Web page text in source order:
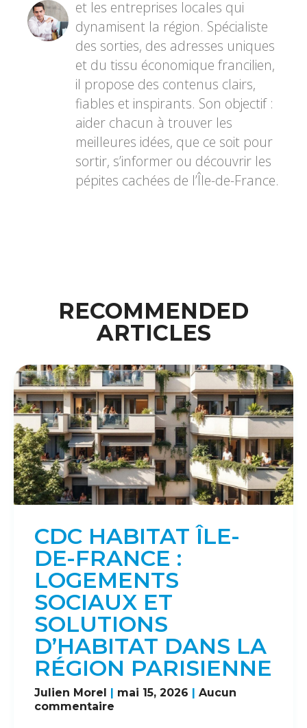
et les entreprises locales qui
dynamisent la région. Spécialiste
des sorties, des adresses uniques
et du tissu économique francilien,
il propose des contenus clairs,
fiables et inspirants. Son objectif :
aider chacun à trouver les
meilleures idées, que ce soit pour
sortir, s’informer ou découvrir les
pépites cachées de l’Île-de-France.
RECOMMENDED
ARTICLES
CDC HABITAT ÎLE-
DE-FRANCE :
LOGEMENTS
SOCIAUX ET
SOLUTIONS
D’HABITAT DANS LA
RÉGION PARISIENNE
Julien Morel mai 15, 2026
Aucun
commentaire